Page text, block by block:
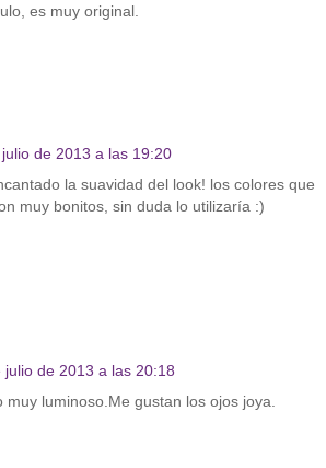
es muy original.
de 2013 a las 19:20
la suavidad del look! los colores que
muy bonitos, sin duda lo utilizaría :)
julio de 2013 a las 20:18
muy luminoso.Me gustan los ojos joya.